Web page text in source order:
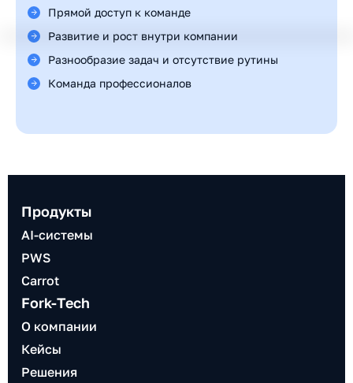
Прямой доступ к команде
Развитие и рост внутри компании
Разнообразие задач и отсутствие рутины
Команда профессионалов
Продукты
AI-системы
PWS
Carrot
Fork-Tech
О компании
Кейсы
Решения